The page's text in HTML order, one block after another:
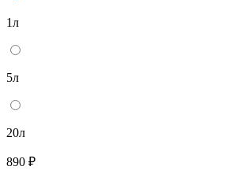
1л
5л
20л
890 ₽